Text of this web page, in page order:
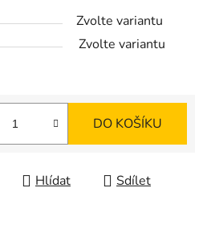
Zvolte variantu
Zvolte variantu
DO KOŠÍKU
Hlídat Sdílet